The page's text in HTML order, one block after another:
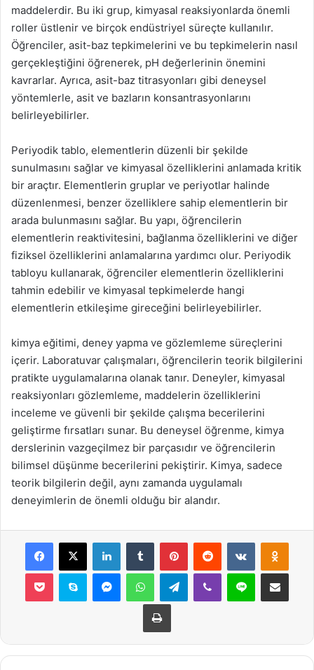
maddelerdir. Bu iki grup, kimyasal reaksiyonlarda önemli
roller üstlenir ve birçok endüstriyel süreçte kullanılır.
Öğrenciler, asit-baz tepkimelerini ve bu tepkimelerin nasıl
gerçekleştiğini öğrenerek, pH değerlerinin önemini
kavrarlar. Ayrıca, asit-baz titrasyonları gibi deneysel
yöntemlerle, asit ve bazların konsantrasyonlarını
belirleyebilirler.
Periyodik tablo, elementlerin düzenli bir şekilde
sunulmasını sağlar ve kimyasal özelliklerini anlamada kritik
bir araçtır. Elementlerin gruplar ve periyotlar halinde
düzenlenmesi, benzer özelliklere sahip elementlerin bir
arada bulunmasını sağlar. Bu yapı, öğrencilerin
elementlerin reaktivitesini, bağlanma özelliklerini ve diğer
fiziksel özelliklerini anlamalarına yardımcı olur. Periyodik
tabloyu kullanarak, öğrenciler elementlerin özelliklerini
tahmin edebilir ve kimyasal tepkimelerde hangi
elementlerin etkileşime gireceğini belirleyebilirler.
kimya eğitimi, deney yapma ve gözlemleme süreçlerini
içerir. Laboratuvar çalışmaları, öğrencilerin teorik bilgilerini
pratikte uygulamalarına olanak tanır. Deneyler, kimyasal
reaksiyonları gözlemleme, maddelerin özelliklerini
inceleme ve güvenli bir şekilde çalışma becerilerini
geliştirme fırsatları sunar. Bu deneysel öğrenme, kimya
derslerinin vazgeçilmez bir parçasıdır ve öğrencilerin
bilimsel düşünme becerilerini pekiştirir. Kimya, sadece
teorik bilgilerin değil, aynı zamanda uygulamalı
deneyimlerin de önemli olduğu bir alandır.
Facebook
X LinkedInTumblr PinterestReddit VKontakte
Pocket Skype MessengerWhatsAppTelegramViber Line E-Posta ile
Yazdır